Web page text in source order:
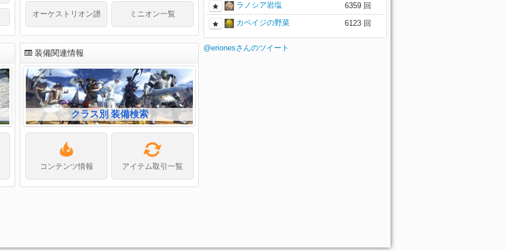
オーケストリオン譜 ミニオン一覧
ラノシア岩塩
6359 回
カベイジの野菜
6123 回
装備関連情報
クラス別 装備検索
コンテンツ情報 アイテム取引一覧
@erionesさんのツイート